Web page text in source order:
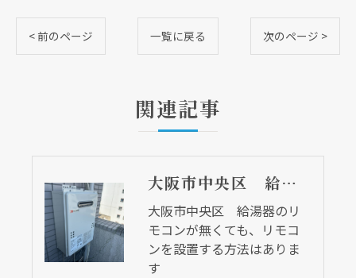
< 前のページ 一覧に戻る 次のページ >
関連記事
大阪市中央区 給湯器のリモコンが無くても、リモコンを設置する方法はあります
大阪市中央区 給湯器のリ
モコンが無くても、リモコ
ンを設置する方法はありま
す